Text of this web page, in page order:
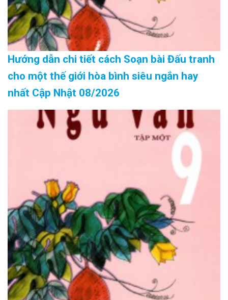
Hướng dẫn chi tiết cách Soạn bài Đấu tranh
cho một thế giới hòa bình siêu ngắn hay
nhất Cập Nhật 08/2026